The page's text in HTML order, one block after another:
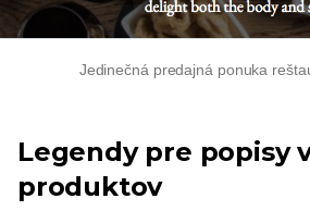
Jedinečná predajná ponuka
Legendy pre popisy
produktov